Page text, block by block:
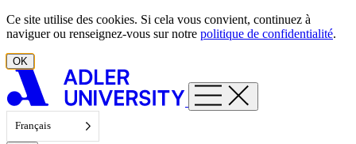
Aller au contenu
Ce site utilise des cookies. Si cela vous convient, continuez à
naviguer ou renseignez-vous sur notre politique de confidentialité.
OK
Français